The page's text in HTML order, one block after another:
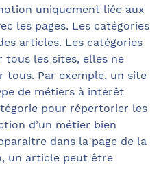
uniquement liée aux
les pages. Les catégories
articles. Les catégories
tous les sites, elles ne
tous. Par exemple, un site
de métiers à intérêt
pour répertorier les
d’un métier bien
dans la page de la
un article peut être